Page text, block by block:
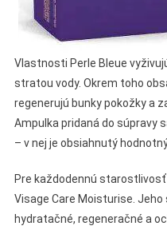
Vlastnosti Perle Bleue
stratou vody. Okrem toho
regenerujú bunky pokožky a
Ampulka pridaná do súpravy
– v nej je obsiahnutý
Pre každodennú
Visage Care Moisturise.
hydratačné, regeneračné a